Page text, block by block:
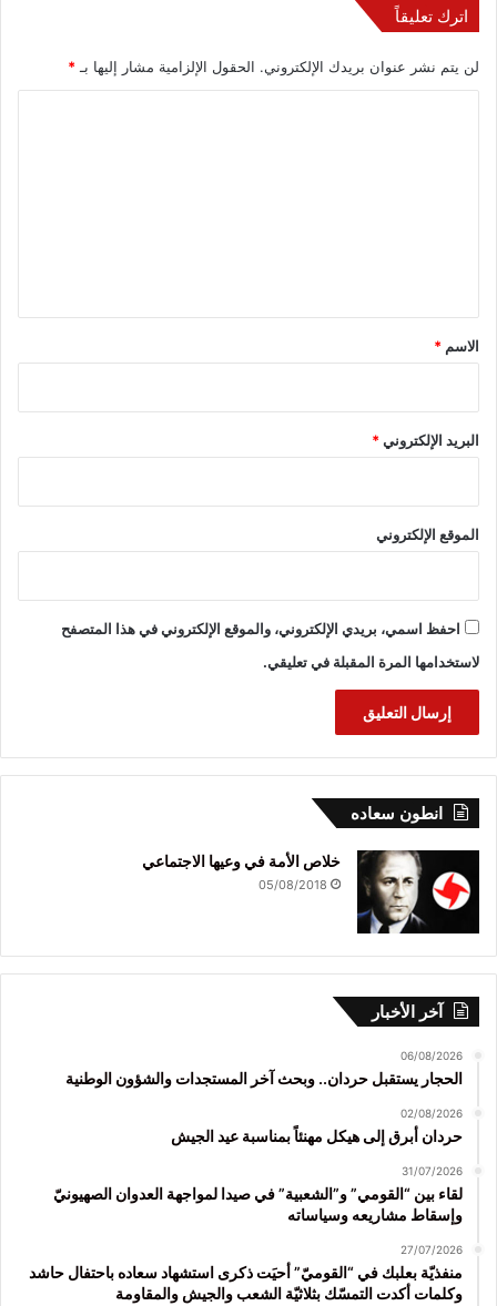
اترك تعليقاً
لن يتم نشر عنوان بريدك الإلكتروني. الحقول الإلزامية مشار إليها بـ *
*
الاسم *
البريد الإلكتروني*
الموقع الإلكتروني
احفظ اسمي، بريدي الإلكتروني، والموقع الإلكتروني في هذا المتصفح
لاستخدامها المرة المقبلة في تعليقي.
انطون سعاده
خلاص الأمة في وعيها الاجتماعي
05/08/2018
آخر الأخبار
06/08/2026
الحجار يستقبل حردان.. وبحث آخر المستجدات والشؤون الوطنية
02/08/2026
حردان أبرق إلى هيكل مهنئاً بمناسبة عيد الجيش
31/07/2026
لقاء بين “القومي” و”الشعبية” في صيدا لمواجهة العدوان الصهيونيّ
وإسقاط مشاريعه وسياساته
27/07/2026
منفذيّة بعلبك في “القوميّ” أحيَت ذكرى استشهاد سعاده باحتفال حاشد
وكلمات أكدت التمسّك بثلاثيّة الشعب والجيش والمقاومة